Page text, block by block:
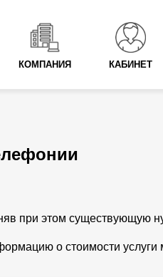
КОМПАНИЯ КАБИНЕТ
при этом существующую
о стоимости